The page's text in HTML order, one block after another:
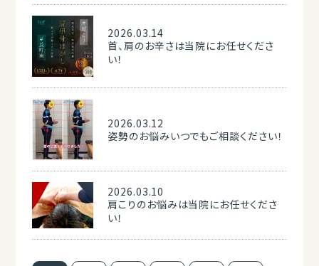
2026.03.14
首、肩のお辛さは当院にお任せくださ
い！
2026.03.12
姿勢のお悩みいつでもご相談ください！
2026.03.10
肩こりのお悩みは当院にお任せくださ
い！